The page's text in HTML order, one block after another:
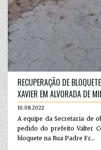
RECUPERAÇÃO DE
XAVIER EM ALVORADA DE
10.08.2022
A equipe da Secretaria de
pedido do prefeito Valter
bloquete na Rua Padre Fr...